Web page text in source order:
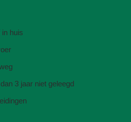
huis
3 jaar niet geleegd